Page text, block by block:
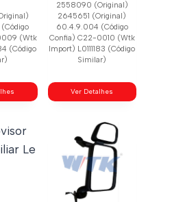
(Wtk
(Código
2558090 (Original)
2645651 (Original)
60.4.9.004 (Código
Confia) C22-0010 (Wtk
Import) L0111183 (Código
Similar)
Ver Detalhes